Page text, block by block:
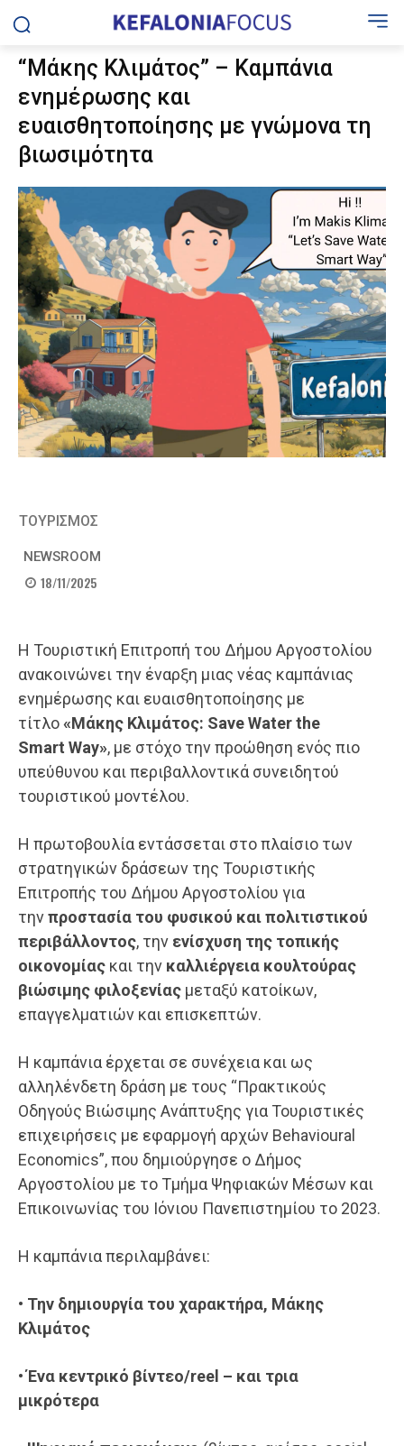
“Μάκης Κλιμάτος” – Καμπάνια
ενημέρωσης και
ευαισθητοποίησης με γνώμονα τη
βιωσιμότητα
ΤΟΥΡΙΣΜΟΣ
NEWSROOM
18/11/2025
Η Τουριστική Επιτροπή του Δήμου Αργοστολίου
ανακοινώνει την έναρξη μιας νέας καμπάνιας
ενημέρωσης και ευαισθητοποίησης με
τίτλο«Μάκης Κλιμάτος: Save Water the
Smart Way», με στόχο την προώθηση ενός πιο
υπεύθυνου και περιβαλλοντικά συνειδητού
τουριστικού μοντέλου.
Η πρωτοβουλία εντάσσεται στο πλαίσιο των
στρατηγικών δράσεων της Τουριστικής
Επιτροπής του Δήμου Αργοστολίου για
τηνπροστασία του φυσικού και πολιτιστικού
περιβάλλοντος, την ενίσχυση της τοπικής
οικονομίας και την καλλιέργεια κουλτούρας
βιώσιμης φιλοξενίας μεταξύ κατοίκων,
επαγγελματιών και επισκεπτών.
Η καμπάνια έρχεται σε συνέχεια και ως
αλληλένδετη δράση με τους “Πρακτικούς
Οδηγούς Βιώσιμης Ανάπτυξης για Τουριστικές
επιχειρήσεις με εφαρμογή αρχών Behavioural
Economics”, που δημιούργησε ο Δήμος
Αργοστολίου με το Τμήμα Ψηφιακών Μέσων και
Επικοινωνίας του Ιόνιου Πανεπιστημίου το 2023.
Η καμπάνια περιλαμβάνει:
• Την δημιουργία του χαρακτήρα, Μάκης
Κλιμάτος
•Ένα κεντρικό βίντεο/reel – και τρια
μικρότερα